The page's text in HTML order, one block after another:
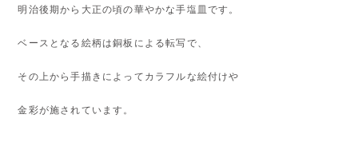
明治後期から大正の頃の華やかな手塩皿です。
ベースとなる絵柄は銅板による転写で、
その上から手描きによってカラフルな絵付けや
金彩が施されています。